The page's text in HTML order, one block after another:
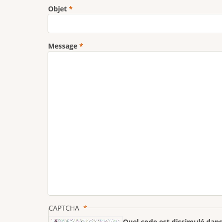
Objet
Message
CAPTCHA